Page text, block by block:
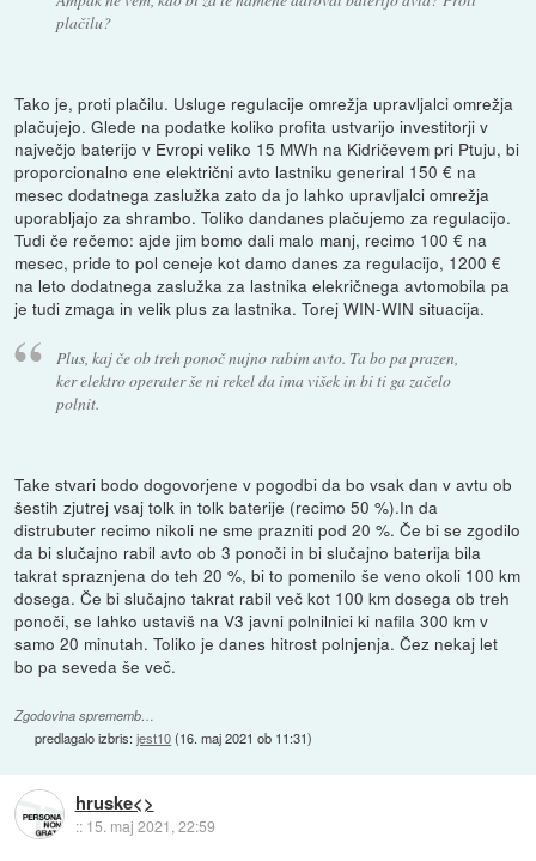
plačilu?
Tako je, proti plačilu. Usluge regulacije omrežja upravljalci omrežja
plačujejo. Glede na podatke koliko profita ustvarijo investitorji v
največjo baterijo v Evropi veliko 15 MWh na Kidričevem pri Ptuju, bi
proporcionalno ene električni avto lastniku generiral 150 € na
mesec dodatnega zaslužka zato da jo lahko upravljalci omrežja
uporabljajo za shrambo. Toliko dandanes plačujemo za regulacijo.
Tudi če rečemo: ajde jim bomo dali malo manj, recimo 100 € na
mesec, pride to pol ceneje kot damo danes za regulacijo, 1200 €
na leto dodatnega zaslužka za lastnika elekričnega avtomobila pa
je tudi zmaga in velik plus za lastnika. Torej WIN-WIN situacija.
Plus, kaj če ob treh ponoč nujno rabim avto. Ta bo pa prazen,
ker elektro operater še ni rekel da ima višek in bi ti ga začelo
polnit.
Take stvari bodo dogovorjene v pogodbi da bo vsak dan v avtu ob
šestih zjutrej vsaj tolk in tolk baterije (recimo 50 %).In da
distrubuter recimo nikoli ne sme prazniti pod 20 %. Če bi se zgodilo
da bi slučajno rabil avto ob 3 ponoči in bi slučajno baterija bila
takrat spraznjena do teh 20 %, bi to pomenilo še veno okoli 100 km
dosega. Če bi slučajno takrat rabil več kot 100 km dosega ob treh
ponoči, se lahko ustaviš na V3 javni polnilnici ki nafila 300 km v
samo 20 minutah. Toliko je danes hitrost polnjenja. Čez nekaj let
bo pa seveda še več.
Zgodovina sprememb…
predlagalo izbris:jest10(16. maj 2021 ob 11:31)
hruske<>
:: 15. maj 2021, 22:59